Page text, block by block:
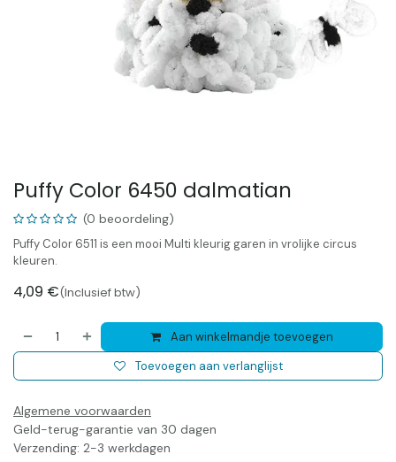
Puffy Color 6450 dalmatian
(0 beoordeling)
Puffy Color 6511 is een mooi Multi kleurig garen in vrolijke circus
kleuren.
4,09 €(Inclusief btw)
Aan winkelmandje toevoegen
Toevoegen aan verlanglijst
Algemene voorwaarden
Geld-terug-garantie van 30 dagen
Verzending: 2-3 werkdagen